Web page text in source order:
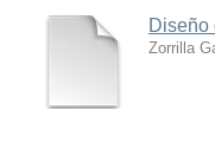
Diseño
Zorrilla